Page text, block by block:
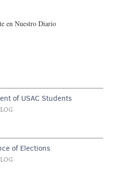
en Nuestro Diario
of USAC Students
of Elections